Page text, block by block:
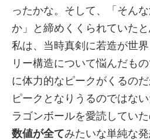
ったかな。そして、「そん
か」と締めくくられていた
私は、当時真剣に若造が世
リー構造について悩んだも
に体力的なピークがくるの
ピークとなりうるのではな
ラゴンボールを愛読していた
数値が全てみたいな単純な